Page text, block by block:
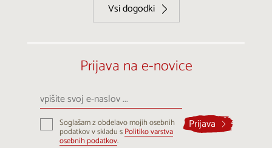
Vsi dogodki
Prijava na e-novice
vpišite
svoj
e-
naslovSoglašam z obdelavo mojih osebnih
podatkov v skladu sPolitiko varstva
osebnih podatkov.
Prijava